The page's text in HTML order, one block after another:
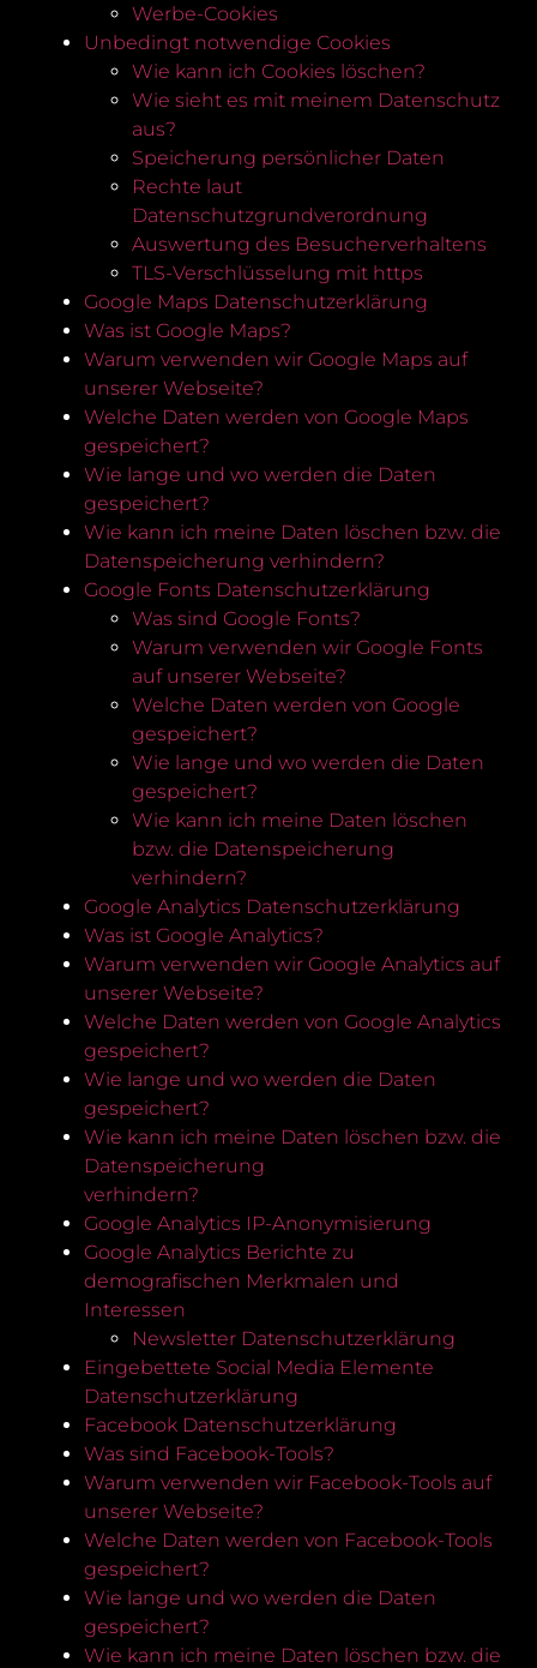
Werbe-Cookies
Unbedingt notwendige Cookies
Wie kann ich Cookies löschen?
Wie sieht es mit meinem Datenschutz
aus?
Speicherung persönlicher Daten
Rechte laut
Datenschutzgrundverordnung
Auswertung des Besucherverhaltens
TLS-Verschlüsselung mit https
Google Maps Datenschutzerklärung
Was ist Google Maps?
Warum verwenden wir Google Maps auf
unserer Webseite?
Welche Daten werden von Google Maps
gespeichert?
Wie lange und wo werden die Daten
gespeichert?
Wie kann ich meine Daten löschen bzw. die
Datenspeicherung verhindern?
Google Fonts Datenschutzerklärung
Was sind Google Fonts?
Warum verwenden wir Google Fonts
auf unserer Webseite?
Welche Daten werden von Google
gespeichert?
Wie lange und wo werden die Daten
gespeichert?
Wie kann ich meine Daten löschen
bzw. die Datenspeicherung
verhindern?
Google Analytics Datenschutzerklärung
Was ist Google Analytics?
Warum verwenden wir Google Analytics auf
unserer Webseite?
Welche Daten werden von Google Analytics
gespeichert?
Wie lange und wo werden die Daten
gespeichert?
Wie kann ich meine Daten löschen bzw. die
Datenspeicherung
verhindern?
Google Analytics IP-Anonymisierung
Google Analytics Berichte zu
demografischen Merkmalen und
Interessen
Newsletter Datenschutzerklärung
Eingebettete Social Media Elemente
Datenschutzerklärung
Facebook Datenschutzerklärung
Was sind Facebook-Tools?
Warum verwenden wir Facebook-Tools auf
unserer Webseite?
Welche Daten werden von Facebook-Tools
gespeichert?
Wie lange und wo werden die Daten
gespeichert?
Wie kann ich meine Daten löschen bzw. die